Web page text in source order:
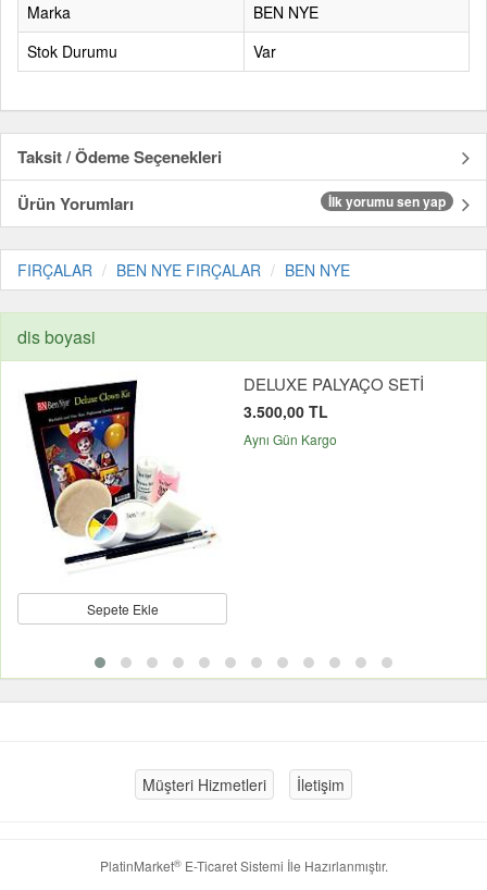
Marka
BEN NYE
Stok Durumu
Var
Taksit / Ödeme Seçenekleri
Ürün Yorumları
İlk yorumu sen yap
FIRÇALAR BEN NYE FIRÇALAR BEN NYE
dis boyasi
Sepete Ekle
DELUXE PALYAÇO SETİ
3.500,00 TL
Aynı Gün Kargo
Müşteri Hizmetleri İletişim
PlatinMarket®E-Ticaret Sistemi İle Hazırlanmıştır.